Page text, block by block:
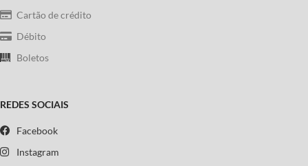
Cartão de crédito
Débito
Boletos
REDES SOCIAIS
Facebook
Instagram